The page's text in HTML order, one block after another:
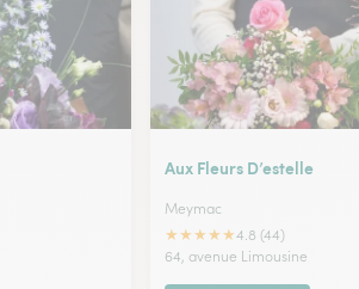
Aux Fleurs D’estelle
Meymac
★★★★★4.8 (44)
64, avenue Limousine